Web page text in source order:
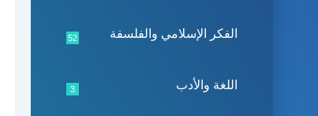
الفكر الإسلامي والفلسفة 52
اللغة والأدب 3